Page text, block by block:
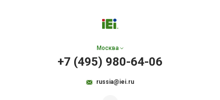
Москва
+7 (495) 980-64-06
russia@iei.ru